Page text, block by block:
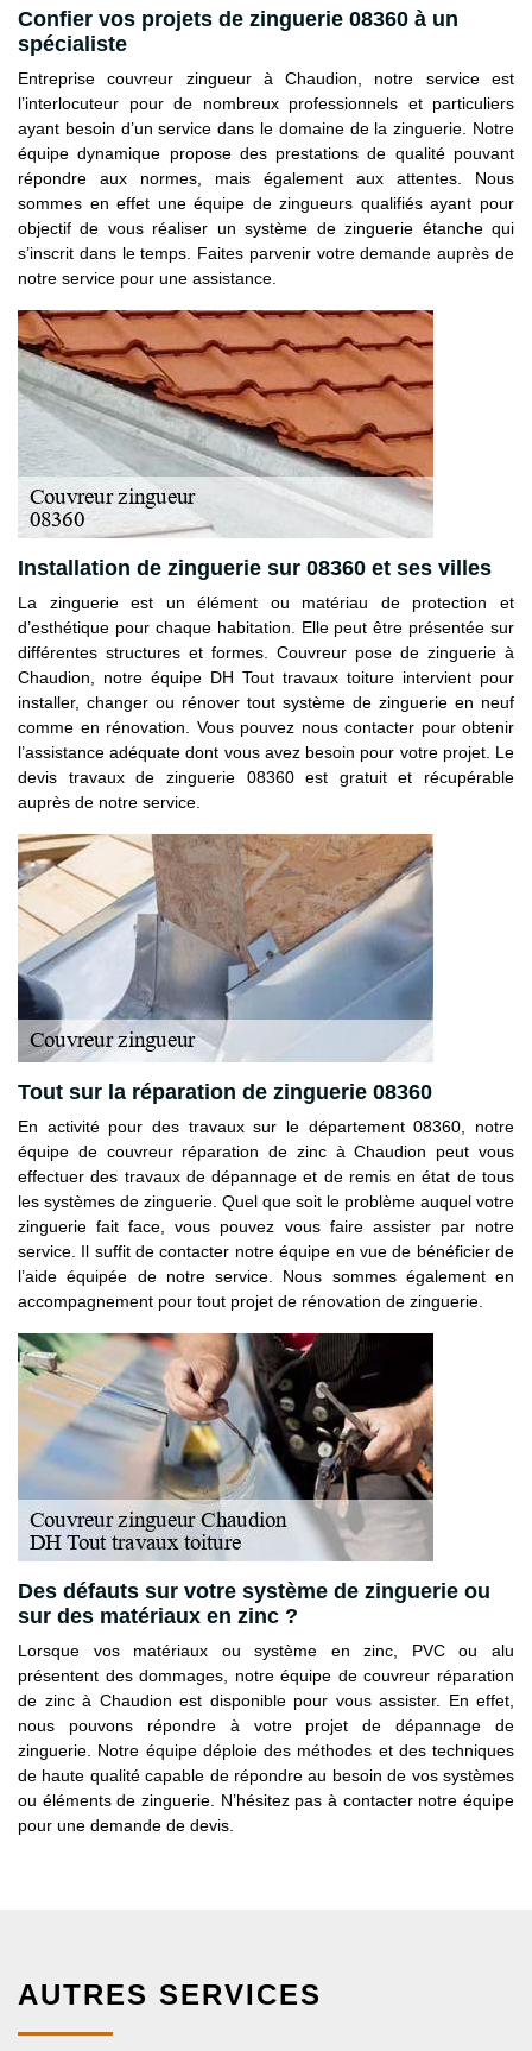
Confier vos projets de zinguerie 08360 à un
spécialiste
Entreprise couvreur zingueur à Chaudion, notre service est
l’interlocuteur pour de nombreux professionnels et particuliers
ayant besoin d’un service dans le domaine de la zinguerie. Notre
équipe dynamique propose des prestations de qualité pouvant
répondre aux normes, mais également aux attentes. Nous
sommes en effet une équipe de zingueurs qualifiés ayant pour
objectif de vous réaliser un système de zinguerie étanche qui
s’inscrit dans le temps. Faites parvenir votre demande auprès de
notre service pour une assistance.
Installation de zinguerie sur 08360 et ses villes
La zinguerie est un élément ou matériau de protection et
d’esthétique pour chaque habitation. Elle peut être présentée sur
différentes structures et formes. Couvreur pose de zinguerie à
Chaudion, notre équipe DH Tout travaux toiture intervient pour
installer, changer ou rénover tout système de zinguerie en neuf
comme en rénovation. Vous pouvez nous contacter pour obtenir
l’assistance adéquate dont vous avez besoin pour votre projet. Le
devis travaux de zinguerie 08360 est gratuit et récupérable
auprès de notre service.
Tout sur la réparation de zinguerie 08360
En activité pour des travaux sur le département 08360, notre
équipe de couvreur réparation de zinc à Chaudion peut vous
effectuer des travaux de dépannage et de remis en état de tous
les systèmes de zinguerie. Quel que soit le problème auquel votre
zinguerie fait face, vous pouvez vous faire assister par notre
service. Il suffit de contacter notre équipe en vue de bénéficier de
l’aide équipée de notre service. Nous sommes également en
accompagnement pour tout projet de rénovation de zinguerie.
Des défauts sur votre système de zinguerie ou
sur des matériaux en zinc ?
Lorsque vos matériaux ou système en zinc, PVC ou alu
présentent des dommages, notre équipe de couvreur réparation
de zinc à Chaudion est disponible pour vous assister. En effet,
nous pouvons répondre à votre projet de dépannage de
zinguerie. Notre équipe déploie des méthodes et des techniques
de haute qualité capable de répondre au besoin de vos systèmes
ou éléments de zinguerie. N’hésitez pas à contacter notre équipe
pour une demande de devis.
AUTRES SERVICES